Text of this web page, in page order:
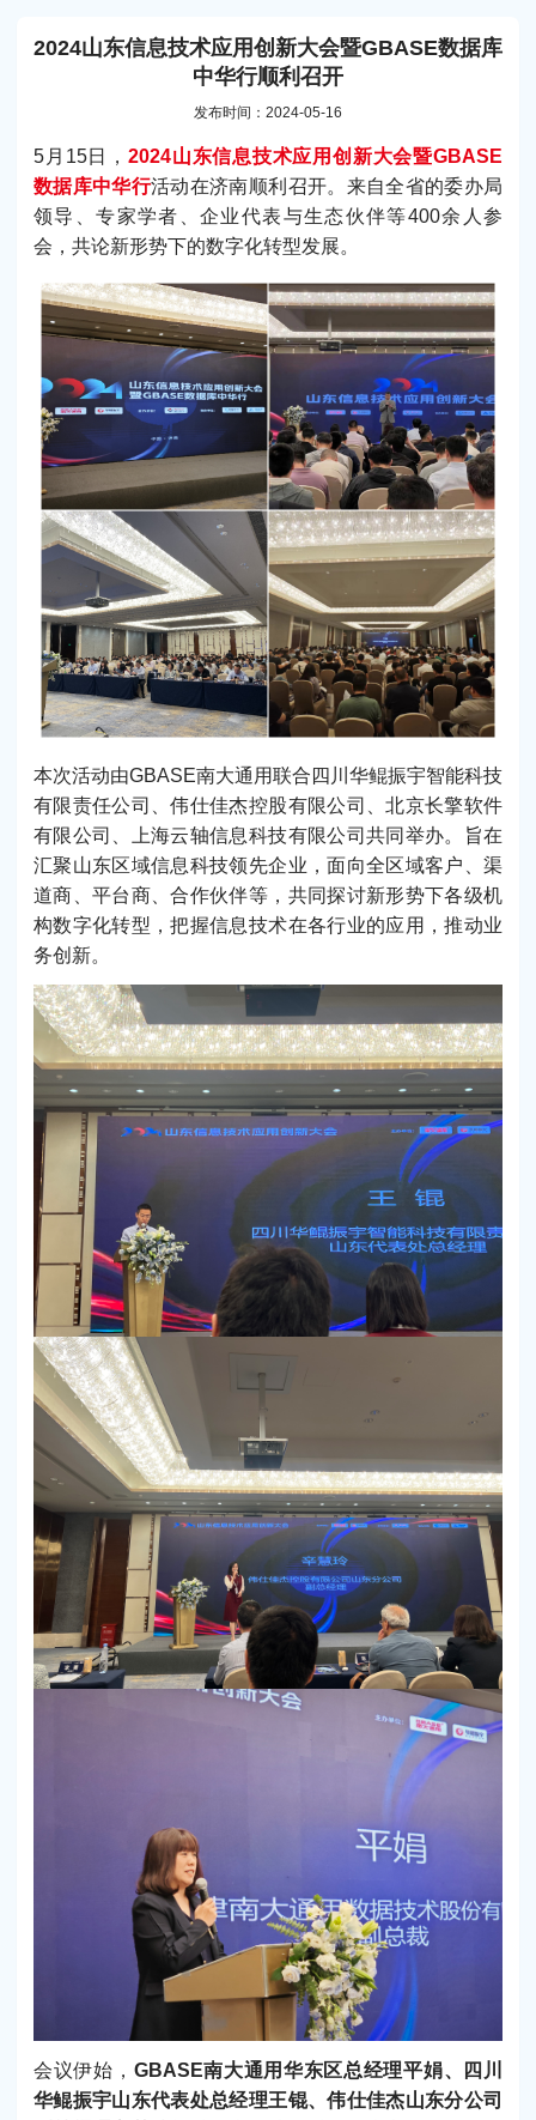
2024山东信息技术应用创新大会暨GBASE数据库
中华行顺利召开
发布时间：2024-05-16
5月15日， 2024山东信息技术应用创新大会暨GBASE
数据库中华行活动在济南顺利召开。来自全省的委办局
领导、专家学者、企业代表与生态伙伴等400余人参
会，共论新形势下的数字化转型发展。
本次活动由GBASE南大通用联合四川华鲲振宇智能科技
有限责任公司、伟仕佳杰控股有限公司、北京长擎软件
有限公司、上海云轴信息科技有限公司共同举办。旨在
汇聚山东区域信息科技领先企业，面向全区域客户、渠
道商、平台商、合作伙伴等，共同探讨新形势下各级机
构数字化转型，把握信息技术在各行业的应用，推动业
务创新。
会议伊始， GBASE南大通用华东区总经理平娟、四川
华鲲振宇山东代表处总经理王锟、伟仕佳杰山东分公司